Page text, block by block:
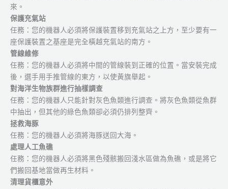
來。
保護充氣站
任務：您的機器人必須將保護裝置移到充氣站之上方，至少要有一
座保護裝置之基座是完全橫越充氣站的南方。
管線維修
任務：您的機器人必須將中間的管線裝到正確的位置。當安裝完成
後，選手用手推管線的東方，以使黃旗舉起。
對海洋生物族群進行抽樣調查
任務：您的機器人只能針對灰色魚類進行調查。將灰色魚類從魚群
中抽出，但其他的綠色魚類卻必須仍排列整齊。
拯救海豚
任務：您的機器人必須將海豚送回大海。
處理人工魚礁
任務：您的機器人必須將黑色殘骸搬回淺水區做為魚礁，或是將它
們搬回基地當做再生材料。
清理貨櫃意外